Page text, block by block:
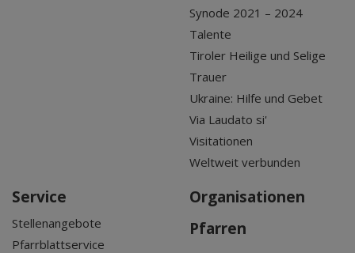
Synode 2021 – 2024
Talente
Tiroler Heilige und Selige
Trauer
Ukraine: Hilfe und Gebet
Via Laudato si'
Visitationen
Weltweit verbunden
Service
Stellenangebote
Pfarrblattservice
Organisationen
Pfarren